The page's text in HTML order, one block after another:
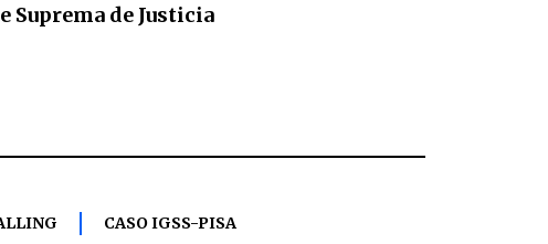
Suprema de Justicia
CASO IGSS-PISA